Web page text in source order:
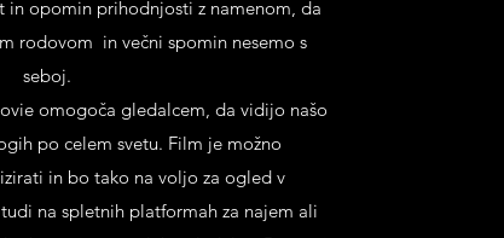
in opomin prihodnjosti z namenom, da
rodovom in večni spomin nesemo s
seboj.
omogoča gledalcem, da vidijo našo
po celem svetu. Film je možno
in bo tako na voljo za ogled v
na spletnih platformah za najem ali